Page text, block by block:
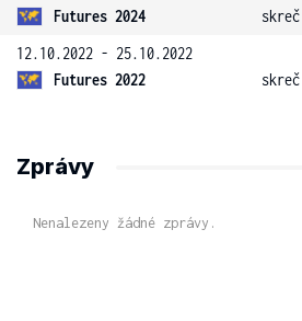
Futures 2024
skreč
12.10.2022 - 25.10.2022
Futures 2022
skreč
Zprávy
Nenalezeny žádné zprávy.